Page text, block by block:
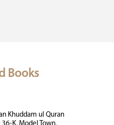
Books
Khuddam ul Quran